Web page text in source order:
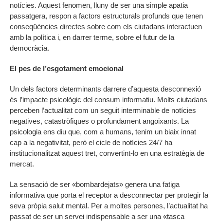
notícies. Aquest fenomen, lluny de ser una simple apatia
passatgera, respon a factors estructurals profunds que tenen
conseqüències directes sobre com els ciutadans interactuen
amb la política i, en darrer terme, sobre el futur de la
democràcia.
El pes de l’esgotament emocional
Un dels factors determinants darrere d’aquesta desconnexió
és l’impacte psicològic del consum informatiu. Molts ciutadans
perceben l’actualitat com un seguit interminable de notícies
negatives, catastròfiques o profundament angoixants. La
psicologia ens diu que, com a humans, tenim un biaix innat
cap a la negativitat, però el cicle de notícies 24/7 ha
institucionalitzat aquest tret, convertint-lo en una estratègia de
mercat.
La sensació de ser «bombardejats» genera una fatiga
informativa que porta el receptor a desconnectar per protegir la
seva pròpia salut mental. Per a moltes persones, l’actualitat ha
passat de ser un servei indispensable a ser una «tasca